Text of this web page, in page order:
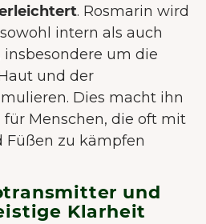
. Rosmarin wird
intern als auch
um die
und der
Dies macht ihn
Menschen, die oft mit
Füßen zu kämpfen
und
Klarheit